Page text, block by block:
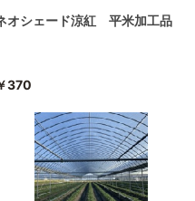
オシェード涼紅 平米加工品
370